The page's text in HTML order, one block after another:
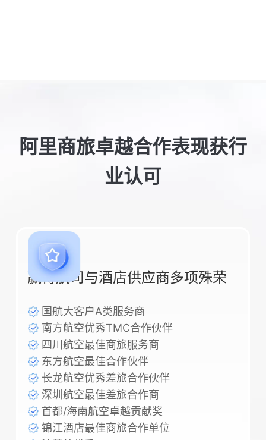
阿里商旅卓越合作表现获行
业认可
赢得航司与酒店供应商多项殊荣
国航大客户A类服务商
南方航空优秀TMC合作伙伴
四川航空最佳商旅服务商
东方航空最佳合作伙伴
长龙航空优秀差旅合作伙伴
深圳航空最佳差旅合作商
首都/海南航空卓越贡献奖
锦江酒店最佳商旅合作单位